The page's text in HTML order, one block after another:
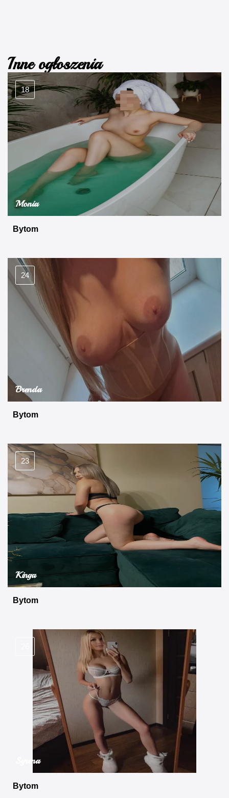
Inne ogłoszenia
18
Monia
Bytom
24
Brenda
Bytom
23
Kinga
Bytom
Syrena
Bytom